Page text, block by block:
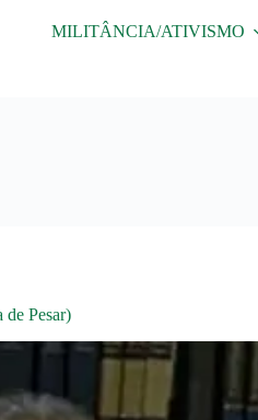
MILITÂNCIA/ATIVISMO
de Pesar)